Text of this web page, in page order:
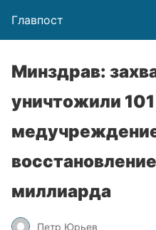
Главпост
Минздрав:
уничтожили 101
миллиарда
Петр Юрьев